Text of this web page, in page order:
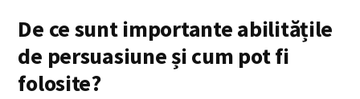
De ce sunt importante abilitățile
de persuasiune și cum pot fi
folosite?